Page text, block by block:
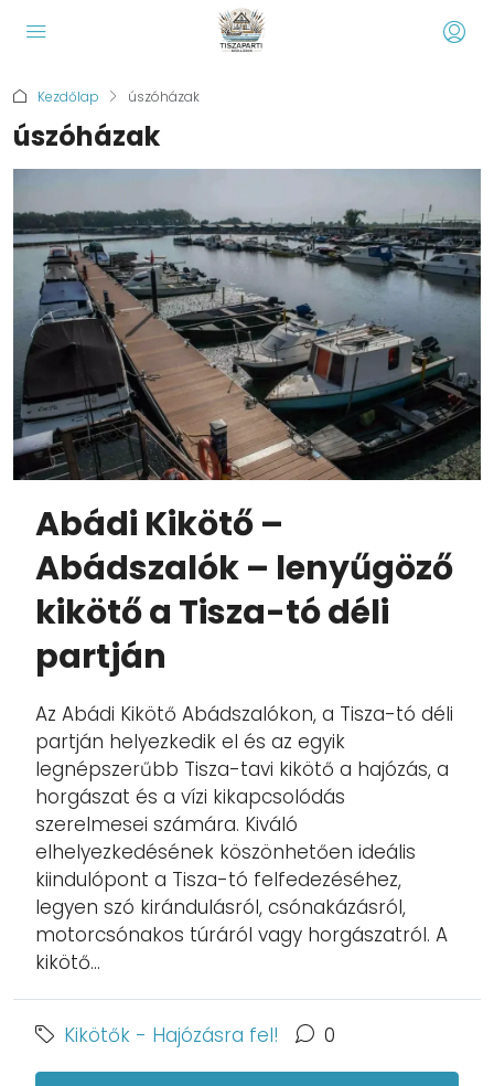
Kezdőlap úszóházak
úszóházak
Abádi Kikötő –
Abádszalók – lenyűgöző
kikötő a Tisza-tó déli
partján
Az Abádi Kikötő Abádszalókon, a Tisza-tó déli
partján helyezkedik el és az egyik
legnépszerűbb Tisza-tavi kikötő a hajózás, a
horgászat és a vízi kikapcsolódás
szerelmesei számára. Kiváló
elhelyezkedésének köszönhetően ideális
kiindulópont a Tisza-tó felfedezéséhez,
legyen szó kirándulásról, csónakázásról,
motorcsónakos túráról vagy horgászatról. A
kikötő...
Kikötők - Hajózásra fel! 0